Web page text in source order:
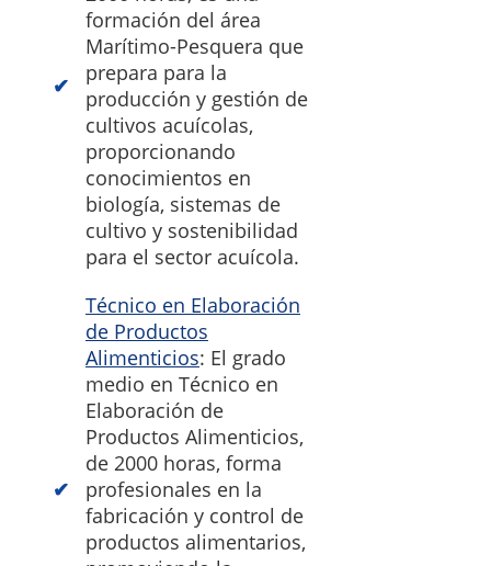
formación del área
Marítimo-Pesquera que
prepara para la
producción y gestión de
cultivos acuícolas,
proporcionando
conocimientos en
biología, sistemas de
cultivo y sostenibilidad
para el sector acuícola.
Técnico en Elaboración
de Productos
Alimenticios: El grado
medio en Técnico en
Elaboración de
Productos Alimenticios,
de 2000 horas, forma
profesionales en la
fabricación y control de
productos alimentarios,